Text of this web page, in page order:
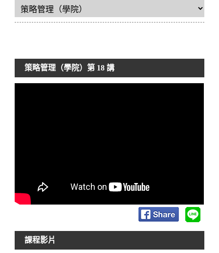
策略管理（學院）第 18 講
課程影片